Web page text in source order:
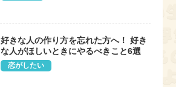
好きな人の作り方を忘れた方へ！ 好き
な人がほしいときにやるべきこと6選
恋がしたい